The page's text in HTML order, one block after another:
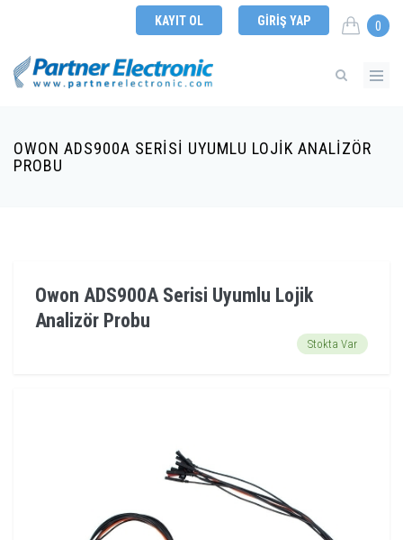
KAYIT OL GIRIŞ YAP 0
OWON ADS900A SERISI UYUMLU LOJIK ANALIZÖR
PROBU
Owon ADS900A Serisi Uyumlu Lojik
Analizör Probu
Stokta Var